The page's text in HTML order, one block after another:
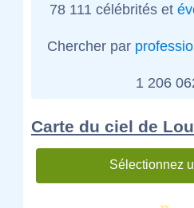
78 111 célébrités et
Chercher par
1 206
Carte du ciel de
Sélectionnez